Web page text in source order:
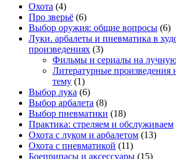
Охота (4)
Про зверьё (6)
Выбор оружия: общие вопросы (6)
Луки. арбалеты и пневматика в
произведениях (3)
Фильмы и сериалы на
Литературные произведения
тему (1)
Выбор лука (6)
Выбор арбалета (8)
Выбор пневматики (18)
Практика: стреляем и обслуживаем
Охота с луком и арбалетом (13)
Охота с пневматикой (11)
Боеприпасы и аксессуары (15)